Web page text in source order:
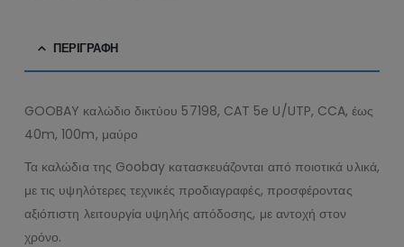
ΠΕΡΙΓΡΑΦΉ
GOOBAY καλώδιο δικτύου 57198, CAT 5e U/UTP, CCA, έως
40m, 100m, μαύρο
Τα καλώδια της Goobay κατασκευάζονται από ποιοτικά υλικά,
με τις υψηλότερες τεχνικές προδιαγραφές, προσφέροντας
αξιόπιστη λειτουργία υψηλής απόδοσης, με αντοχή στον
χρόνο.